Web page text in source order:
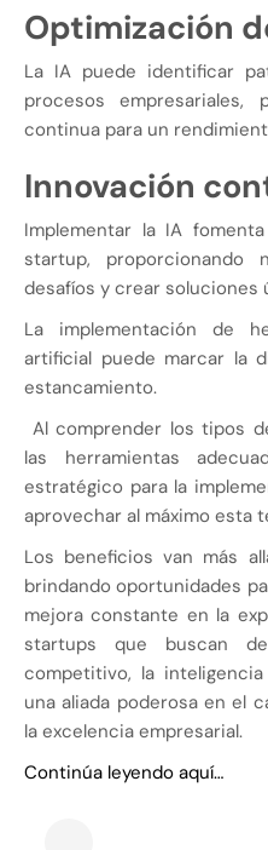
Optimización
La IA puede identificar
procesos empresariales,
continua para un
Innovación
Implementar la IA
startup, proporcionando
desafíos y crear soluciones
La implementación de
artificial puede marcar la
estancamiento.
Al comprender los tipos
las herramientas
estratégico para la
aprovechar al máximo esta
Los beneficios van más
brindando oportunidades
mejora constante en la
startups que buscan
competitivo, la
una aliada poderosa en el
la excelencia empresarial.
Continúa leyendo aquí…